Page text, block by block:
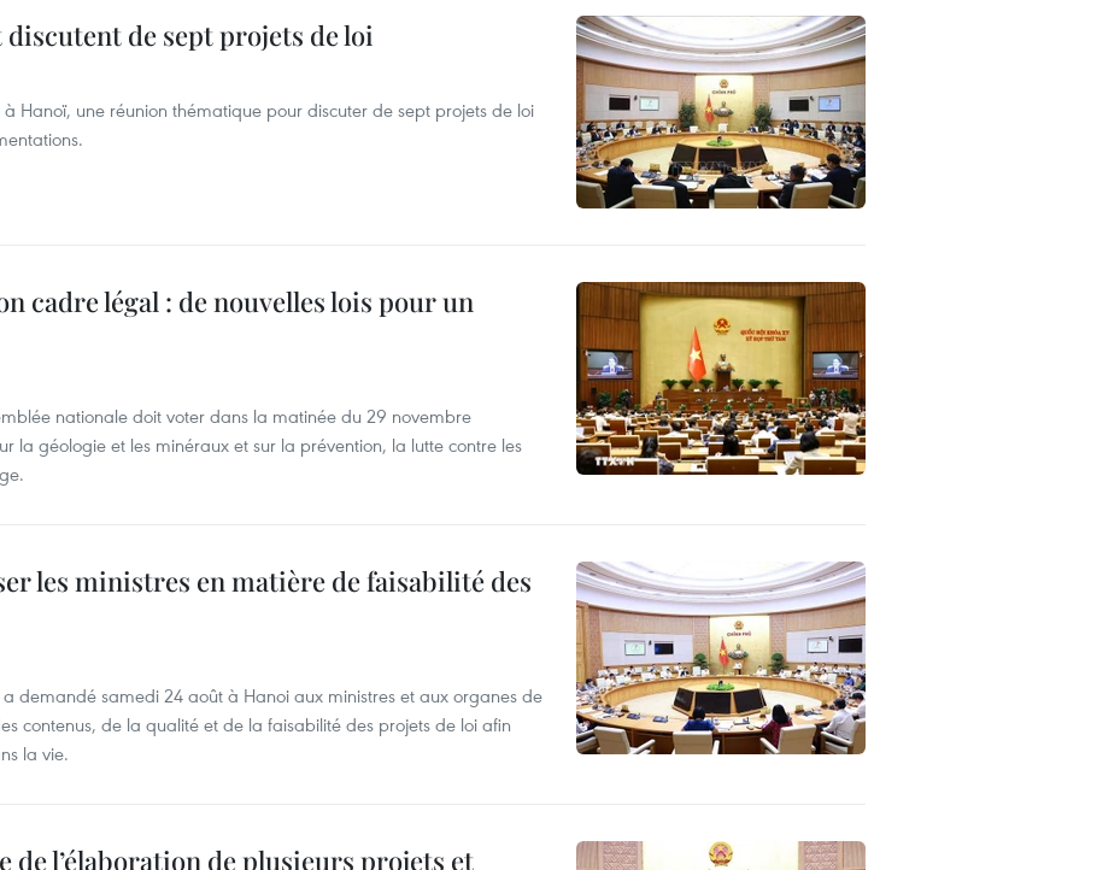
de sept projets de loi
Hanoï, une réunion thématique pour discuter de sept projets de loi
cadre légal : de nouvelles lois pour un
nationale doit voter dans la matinée du 29 novembre
la géologie et les minéraux et sur la prévention, la lutte contre les
les ministres en matière de faisabilité des
demandé samedi 24 août à Hanoi aux ministres et aux organes de
contenus, de la qualité et de la faisabilité des projets de loi afin
la vie.
de l’élaboration de plusieurs projets et